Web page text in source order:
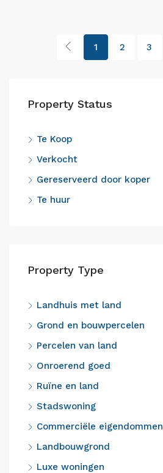
1 2 3
Property Status
Te Koop
Verkocht
Gereserveerd door koper
Te huur
Property Type
Landhuis met land
Grond en bouwpercelen
Percelen van land
Onroerend goed
Ruïne en land
Stadswoning
Commerciële eigendommen
Landbouwgrond
Luxe woningen